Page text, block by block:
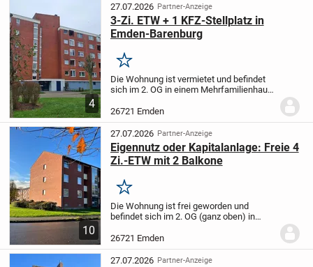
bietet...
4
27.07.2026 Partner-Anzeige
3-Zi. ETW + 1 KFZ-Stellplatz in
Emden-Barenburg
Merken
Die Wohnung ist vermietet und befindet
sich im 2. OG in einem Mehrfamilienhaus.
Wohnanlage verfügt über einen
Hausmeister, der täglich vor Ort ist. Die
Wohnfläche von ca....
26721 Emden
10
27.07.2026 Partner-Anzeige
Eigennutz oder Kapitalanlage: Freie 4
Zi.-ETW mit 2 Balkone
Merken
Die Wohnung ist frei geworden und
befindet sich im 2. OG (ganz oben) in
dort nicht vorhanden. Die Wohnanlage
verfügt über einen Hausmeister, der
täglich vor Ort...
26721 Emden
27.07.2026 Partner-Anzeige